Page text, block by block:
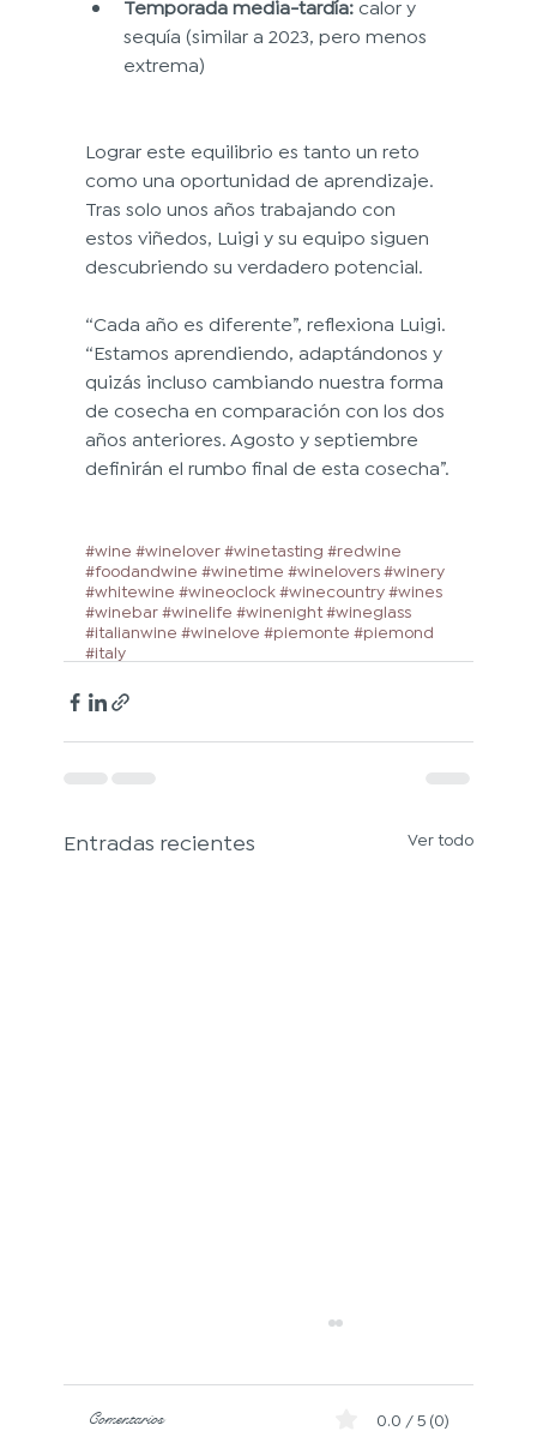
Temporada media-tardía: calor y
sequía (similar a 2023, pero menos
extrema)
Lograr este equilibrio es tanto un reto
como una oportunidad de aprendizaje.
Tras solo unos años trabajando con
estos viñedos, Luigi y su equipo siguen
descubriendo su verdadero potencial.
“Cada año es diferente”, reflexiona Luigi.
“Estamos aprendiendo, adaptándonos y
quizás incluso cambiando nuestra forma
de cosecha en comparación con los dos
años anteriores. Agosto y septiembre
definirán el rumbo final de esta cosecha”.
#wine #winelover#winetasting #redwine
#foodandwine #winetime #winelovers#winery
#whitewine #wineoclock#winecountry#wines
#winebar#winelife #winenight#wineglass
#italianwine #winelove #piemonte #piemond
#italy
Entradas recientes Ver todo
Comentarios 0.0 / 5 (0)